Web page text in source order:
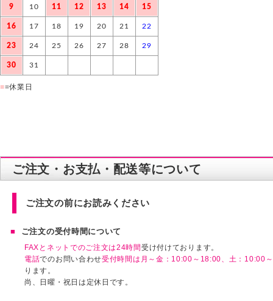
9 10 11 12 13 14 15
16 17 18 19 20 21 22
23 24 25 26 27 28 29
30 31
■=休業日
ご注文・お支払・配送等について
ご注文の前にお読みください
ご注文の受付時間について
FAXとネットでのご注文は24時間受け付けております。
電話でのお問い合わせ受付時間は月～金：10:00～18:00、土：10:00
ります。
尚、日曜・祝日は定休日です。